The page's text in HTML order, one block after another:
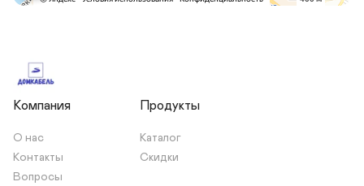
Компания
О нас
Контакты
Вопросы
Продукты
Каталог
Скидки